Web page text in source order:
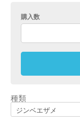
購入数
種類